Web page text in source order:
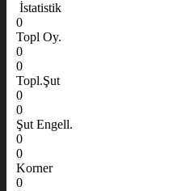
İstatistik
0
Topl Oy.
0
0
Topl.Şut
0
0
Şut Engell.
0
0
Korner
0